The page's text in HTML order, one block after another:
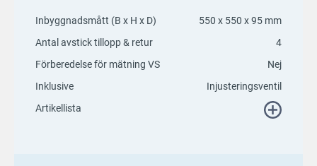
Inbyggnadsmått (B x H x D)
550 x 550 x 95 mm
Antal avstick tillopp & retur
4
Förberedelse för mätning VS
Nej
Inklusive
Injusteringsventil
Artikellista